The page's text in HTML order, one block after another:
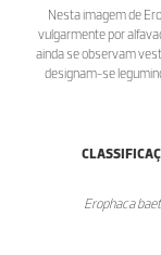
Nesta imagem de
vulgarmente por
ainda se observam
designam-se
Erophaca